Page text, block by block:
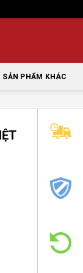
SẢN PHẨM KHÁC